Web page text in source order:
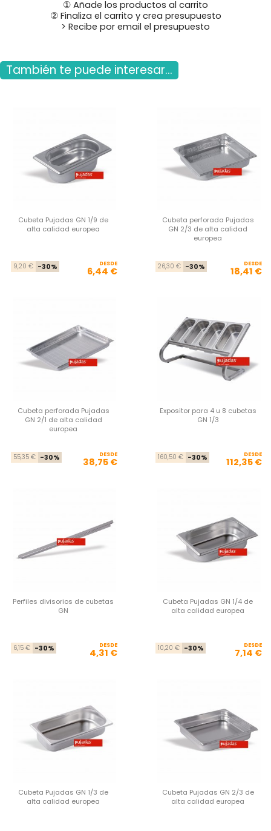
① Añade los productos al carrito
② Finaliza el carrito y crea presupuesto
> Recibe por email el presupuesto
También te puede interesar...
Cubeta Pujadas GN 1/9 de
alta calidad europea
Precio base
9,20 € -30% Precio
DESDE
6,44 €
Cubeta perforada Pujadas
GN 2/3 de alta calidad
europea
26,30 € -30% DESDE
18,41 €
Cubeta perforada Pujadas
GN 2/1 de alta calidad
europea
Precio base
55,35 € -30% Precio
DESDE
38,75 €
Expositor para 4 u 8 cubetas
GN 1/3
160,50 € -30% DESDE
112,35 €
Perfiles divisorios de cubetas
GN
Precio base
6,15 € -30% Precio
DESDE
4,31 €
Cubeta Pujadas GN 1/4 de
alta calidad europea
10,20 € -30% DESDE
7,14 €
Cubeta Pujadas GN 1/3 de
alta calidad europea
Cubeta Pujadas GN 2/3 de
alta calidad europea